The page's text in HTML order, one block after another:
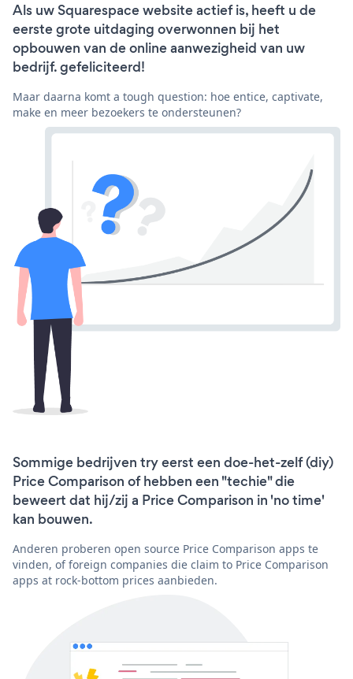
Als uw Squarespace website actief is, heeft u de
eerste grote uitdaging overwonnen bij het
opbouwen van de online aanwezigheid van uw
bedrijf. gefeliciteerd!
Maar daarna komt a tough question: hoe entice, captivate,
make en meer bezoekers te ondersteunen?
Sommige bedrijven try eerst een doe-het-zelf (diy)
Price Comparison of hebben een "techie" die
beweert dat hij/zij a Price Comparison in 'no time'
kan bouwen.
Anderen proberen open source Price Comparison apps te
vinden, of foreign companies die claim to Price Comparison
apps at rock-bottom prices aanbieden.